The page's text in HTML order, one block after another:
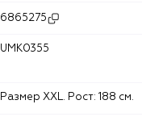
6865275
UMK0355
Размер XXL. Рост: 188 см.